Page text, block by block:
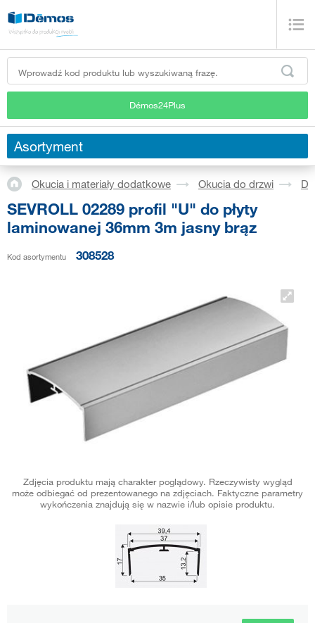
Démos24Plus
Asortyment
Okucia i materiały dodatkowe Okucia do drzwi
SEVROLL 02289 profil "U" do płyty
laminowanej 36mm 3m jasny brąz
Kod asortymentu 308528
Zdjęcia produktu mają charakter poglądowy. Rzeczywisty wygląd
może odbiegać od prezentowanego na zdjęciach. Faktyczne parametry
wykończenia znajdują się w nazwie i/lub opisie produktu.